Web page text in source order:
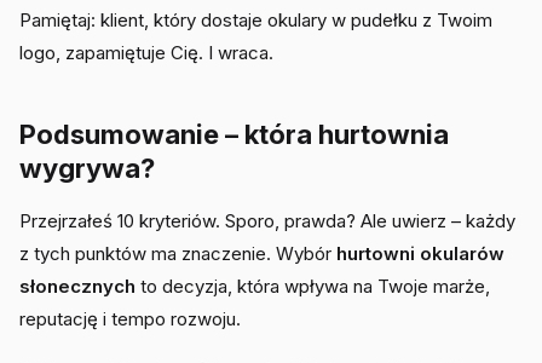
Pamiętaj: klient, który dostaje okulary w pudełku z Twoim
logo, zapamiętuje Cię. I wraca.
Podsumowanie – która hurtownia
wygrywa?
Przejrzałeś 10 kryteriów. Sporo, prawda? Ale uwierz – każdy
z tych punktów ma znaczenie. Wybór hurtowni okularów
słonecznych to decyzja, która wpływa na Twoje marże,
reputację i tempo rozwoju.